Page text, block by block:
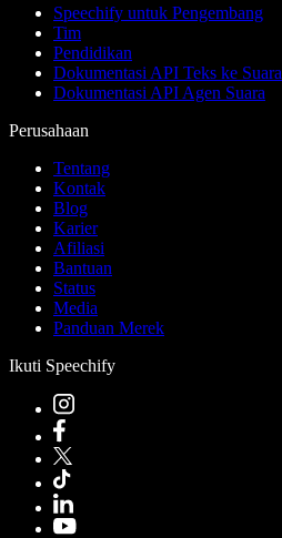
Speechify untuk Pengembang
Tim
Pendidikan
Dokumentasi API Teks ke Suara
Dokumentasi API Agen Suara
Perusahaan
Tentang
Kontak
Blog
Karier
Afiliasi
Bantuan
Status
Media
Panduan Merek
Ikuti Speechify